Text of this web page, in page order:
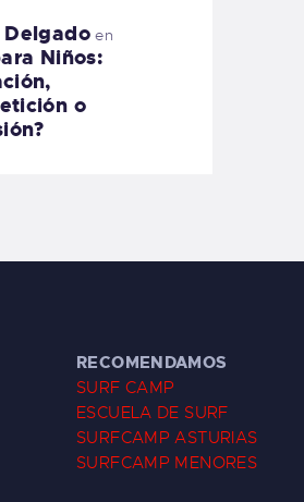
Delgadoen
Niños:
o
RECOMENDAMOS
SURF CAMP
ESCUELA DE SURF
SURFCAMP ASTURIAS
SURFCAMP MENORES